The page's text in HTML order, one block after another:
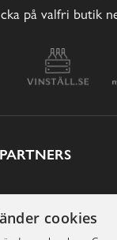
på valfri butik
cookies